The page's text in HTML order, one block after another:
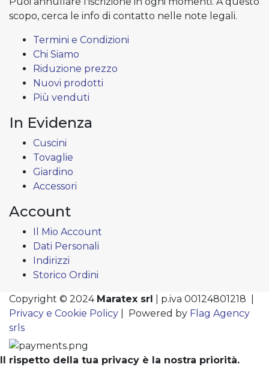
scopo, cerca le info di contatto nelle note legali.
Termini e Condizioni
Chi Siamo
Riduzione prezzo
Nuovi prodotti
Più venduti
In Evidenza
Cuscini
Tovaglie
Giardino
Accessori
Account
Il Mio Account
Dati Personali
Indirizzi
Storico Ordini
Copyright © 2024 Maratex srl | p.iva 00124801218 |
Privacy e Cookie Policy | Powered by Flag Agency
srls
Il rispetto della tua privacy è la nostra priorità.